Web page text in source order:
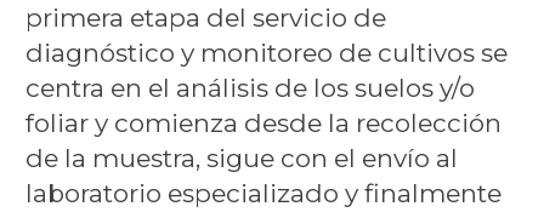
primera etapa del servicio de
diagnóstico y monitoreo de cultivos se
centra en el análisis de los suelos y/o
foliar y comienza desde la recolección
de la muestra, sigue con el envío al
laboratorio especializado y finalmente